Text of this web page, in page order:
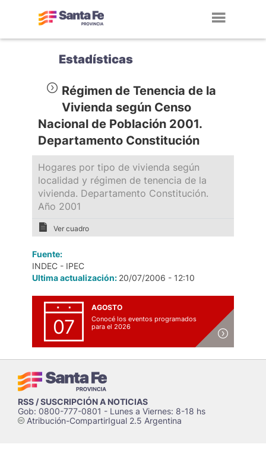
Estadísticas
Régimen de Tenencia de la
Vivienda según Censo
Nacional de Población 2001.
Departamento Constitución
Hogares por tipo de vivienda según
localidad y régimen de tenencia de la
vivienda. Departamento Constitución.
Año 2001
Ver cuadro
Fuente:
INDEC - IPEC
Ultima actualización: 20/07/2006 - 12:10
07
AGOSTO
Conocé los eventos programados
para el 2026
RSS / SUSCRIPCIÓN A NOTICIAS
Gob: 0800-777-0801 - Lunes a Viernes: 8-18 hs
cAtribución-CompartirIgual 2.5 Argentina